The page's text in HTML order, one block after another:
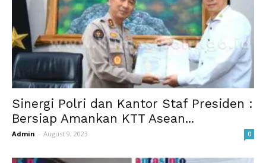
Sinergi Polri dan Kantor Staf Presiden :
Bersiap Amankan KTT Asean...
Admin - August 9, 2023 0